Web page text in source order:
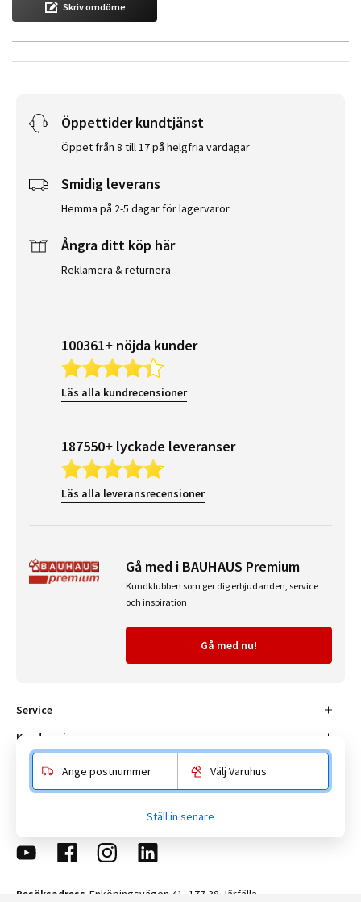
Skriv omdöme
Öppettider kundtjänst
Öppet från 8 till 17 på helgfria vardagar
Smidig leverans
Hemma på 2-5 dagar för lagervaror
Ångra ditt köp här
Reklamera & returnera
100361+ nöjda kunder
Läs alla kundrecensioner
187550+ lyckade leveranser
Läs alla leveransrecensioner
Gå med i BAUHAUS Premium
Kundklubben som ger dig erbjudanden, service
och inspiration
Gå med nu!
Service
Kundservice
Om BAUHAUS
Populära sidor
Besöksadress Enköpingsvägen 41, 177 38 Järfälla.
Ange postnummer Välj Varuhus
Ställ in senare